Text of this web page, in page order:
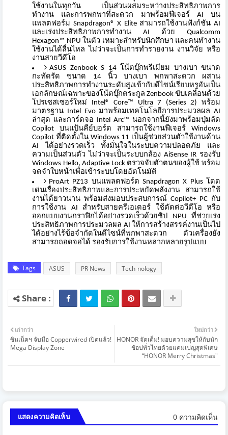
ใช้งานในทุกวัน เป็นส่วนผสมระหว่างประสิทธิภาพการ
ทำงาน และการพกพาที่สะดวก มาพร้อมฟีเจอร์ AI บน
แพลตฟอร์ม Snapdragon® X Elite สามารถใช้งานฟังก์ชัน AI
และเร่งประสิทธิภาพการทำงาน AI ด้วย Qualcomm
Hexagon™ NPU ในตัว เหมาะสำหรับนักศึกษา และคนทำงาน
ใช้งานได้ลื่นไหล ไม่ว่าจะเป็นการทำรายงาน งานวิจัย หรือ
งานสายวีดีโอ
ASUS Zenbook S 14 โน้ตบุ๊กพรีเมียม บางเบา ขนาด
กะทัดรัด ขนาด 14 นิ้ว บางเบา พกพาสะดวก ผสาน
ประสิทธิภาพการทำงานระดับสูงเข้ากับดีไซน์เรียบหรูอันเป็น
เอกลักษณ์เฉพาะของโน้ตบุ๊กตระกูล Zenbook ขับเคลื่อนด้วย
โปรเซสเซอร์ใหม่ Intel® Core™ Ultra 7 (Series 2) พร้อม
มาตรฐาน Intel Evo มาพร้อมเทคโนโลยีการประมวลผล AI
ล่าสุด และการ์ดจอ Intel Arc™ นอกจากนี้ยังมาพร้อมปุ่มลัด
Copilot บนแป้นคีย์บอร์ด สามารถใช้งานฟีเจอร์ Windows
Copilot ที่ติดตั้งใน Windows 11 เป็นผู้ช่วยส่วนตัวใช้งานด้าน
AI ได้อย่างรวดเร็ว ทั้งมั่นใจในระบบความปลอดภัย และ
ความเป็นส่วนตัว ไม่ว่าจะเป็นระบบกล้อง AiSense IR รองรับ
Windows Hello, Adaptive Lock ตรวจจับตัวตนของผู้ใช้ พร้อม
จดจำใบหน้าเพื่อเข้าระบบโดยอัตโนมัติ
ProArt PZ13 บนแพลตฟอร์ต Snapdragon X Plus โดด
เด่นเรื่องประสิทธิภาพและการประหยัดพลังงาน สามารถใช้
งานได้ยาวนาน พร้อมส่งมอบประสบการณ์ Copilot+ PC กับ
การใช้งาน AI สำหรับสายครีเอเตอร์ ใช้ตัดต่อวีดีโอ หรือ
ออกแบบงานกราฟิกได้อย่างรวดเร็วด้วยชิป NPU ที่ช่วยเร่ง
ประสิทธิภาพการประมวลผล AI ให้การสร้างสรรค์งานเป็นไป
ได้อย่างไร้ข้อจำกัดในดีไซน์ที่พกพาสะดวก ตัวเครื่องยัง
สามารถถอดจอได้ รองรับการใช้งานหลากหลายรูปแบบ
Tags ASUS PR News Tech-nology
ใหม่กว่า
HONOR จัดเต็ม! มอบความสุขให้กับนัก
ช้อปทั่วไทยด้วยแคมเปญสุดพิเศษ
“HONOR Merry Christmas"
เก่ากว่า
ซินเน็คฯ จับมือ Copperwired เปิดแล้ว!
Mega Display Zone
แสดงความคิดเห็น 0 ความคิดเห็น